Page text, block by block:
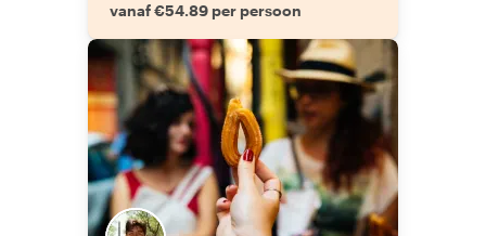
vanaf €54.89 per persoon